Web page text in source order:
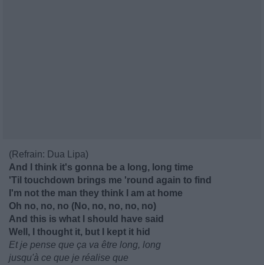
(Refrain: Dua Lipa)
And I think it's gonna be a long, long time
'Til touchdown brings me 'round again to find
I'm not the man they think I am at home
Oh no, no, no (No, no, no, no, no)
And this is what I should have said
Well, I thought it, but I kept it hid
Et je pense que ça va être long, long
jusqu'à ce que je réalise que